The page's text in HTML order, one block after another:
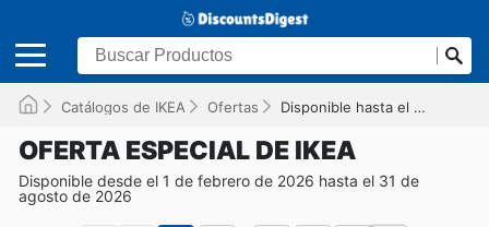
Catálogos de IKEA Ofertas Disponible hasta el 31/08/2026
OFERTA ESPECIAL DE IKEA
Disponible desde el 1 de febrero de 2026 hasta el 31 de
agosto de 2026